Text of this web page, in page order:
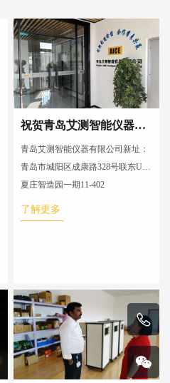
祝贺青岛艾测智能仪器有限公司乔迁新址！
青岛艾测智能仪器有限公司新址：
青岛市城阳区成康路328号联东U谷
夏庄智造园一期11-402
了解更多